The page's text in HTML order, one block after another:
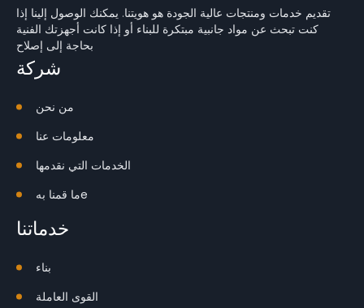
تقديم خدمات ومنتجات عالية الجودة هو هويتنا. يمكنك الوصول إلينا إذا
كنت تبحث عن مواد جانبية مبتكرة للبناء أو إذا كانت أجهزتك الفنية
بحاجة إلى إصلاح
شركة
من نحن
معلومات عنا
الخدمات التي نقدمها
ما قمنا بهe
خدماتنا
بناء
القوى العاملة